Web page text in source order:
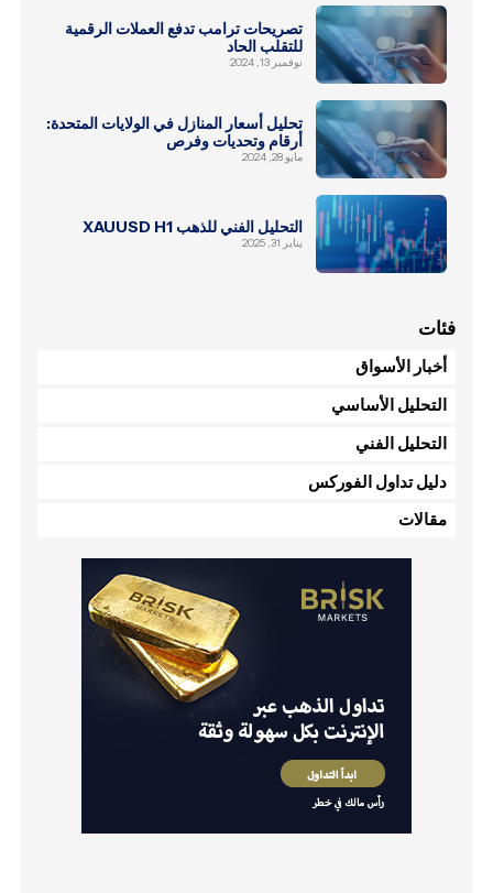
تصريحات ترامب تدفع العملات الرقمية
للتقلب الحاد
نوفمبر 13, 2024
تحليل أسعار المنازل في الولايات المتحدة:
أرقام وتحديات وفرص
مايو 28, 2024
التحليل الفني للذهب XAUUSD H1
يناير 31, 2025
فئات
أخبار الأسواق
التحليل الأساسي
التحليل الفني
دليل تداول الفوركس
مقالات